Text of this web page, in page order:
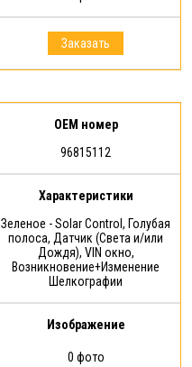
Заказать
OEM номер
96815112
Характеристики
Зеленое - Solar Control, Голубая
полоса, Датчик (Света и/или
Дождя), VIN окно,
Возникновение+Изменение
Шелкографии
Изображение
0 фото